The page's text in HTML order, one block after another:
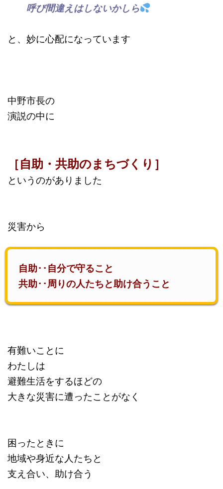
呼び間違えはしないかしら
と、妙に心配になっています
中野市長の
演説の中に
［自助・共助のまちづくり］
というのがありました
災害から
自助･･自分で守ること
共助･･周りの人たちと助け合うこと
有難いことに
わたしは
避難生活をするほどの
大きな災害に遭ったことがなく
困ったときに
地域や身近な人たちと
支え合い、助け合う